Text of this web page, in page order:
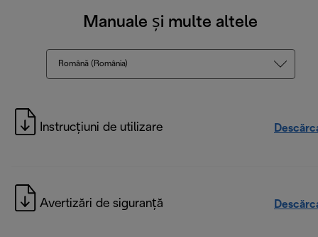
Manuale și multe altele
Română (România)
Instrucțiuni de utilizare
Avertizări de siguranță